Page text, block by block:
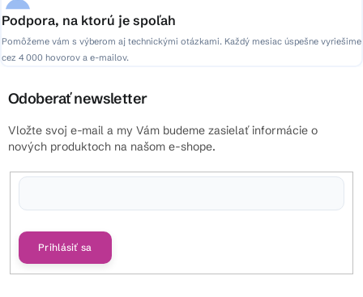
Podpora, na ktorú je spoľah
Pomôžeme vám s výberom aj technickými otázkami. Každý mesiac úspešne vyriešime
cez 4 000 hovorov a e-mailov.
Odoberať newsletter
Vložte svoj e-mail a my Vám budeme zasielať informácie o
nových produktoch na našom e-shope.
Prihlásiť sa